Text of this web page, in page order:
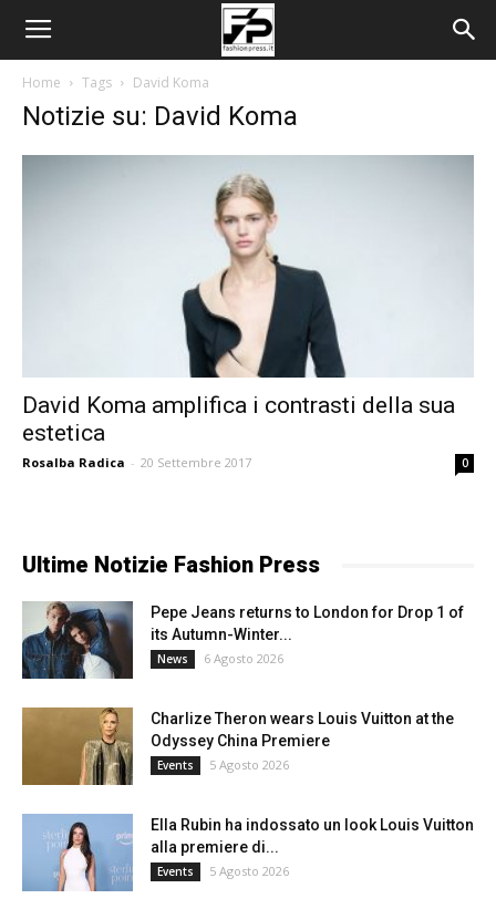
Home Tags David Koma
Notizie su: David Koma
David Koma amplifica i contrasti della sua
estetica
Rosalba Radica - 20 Settembre 2017 0
Ultime Notizie Fashion Press
Pepe Jeans returns to London for Drop 1 of
its Autumn-Winter...
News 6 Agosto 2026
Charlize Theron wears Louis Vuitton at the
Odyssey China Premiere
Events 5 Agosto 2026
Ella Rubin ha indossato un look Louis Vuitton
alla premiere di...
Events 5 Agosto 2026